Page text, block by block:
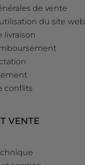
de vente
du site web
livraison
conflits
VENTE